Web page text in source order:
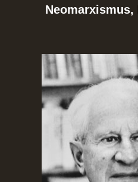
Neomarxismus,